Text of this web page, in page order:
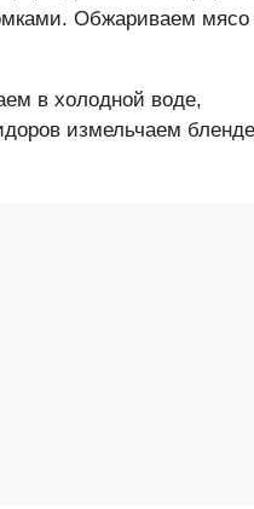
Обжариваем мясо
в холодной воде,
измельчаем